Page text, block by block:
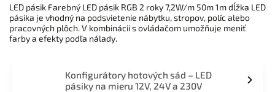
LED pásik Farebný LED pásik RGB 2 roky 7,2W/m 50m 1m dĺžka LED
pásika je vhodný na podsvietenie nábytku, stropov, políc alebo
pracovných plôch. V kombinácii s ovládačom umožňuje meniť
farby a efekty podľa nálady.
Konfigurátory hotových sád – LED
pásiky na mieru 12V, 24V a 230V